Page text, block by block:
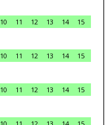
10 11 12 13 14
15
10 11 12 13 14
15
10 11 12 13 14
15